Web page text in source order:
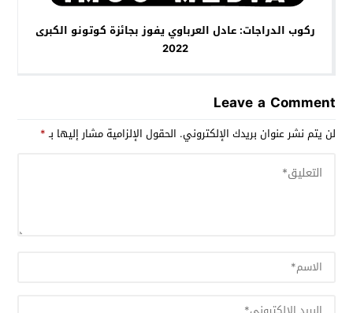
ركوب الدراجات: عادل العرباوي يفوز بجائزة كوتونو الكبرى
2022
Leave a Comment
لن يتم نشر عنوان بريدك الإلكتروني. الحقول الإلزامية مشار إليها بـ*